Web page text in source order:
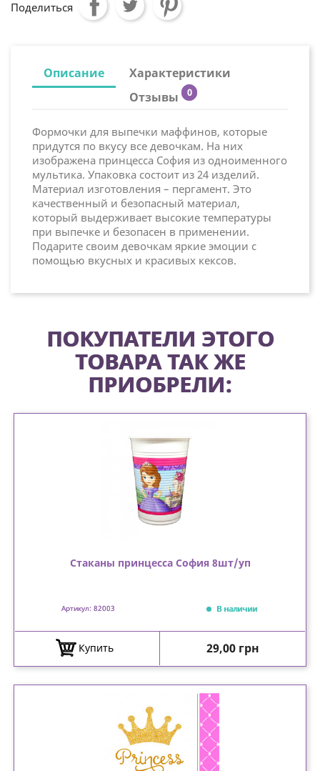
Поделиться
Описание
Характеристики
Отзывы
0
Формочки для выпечки маффинов, которые
придутся по вкусу все девочкам. На них
изображена принцесса София из одноименного
мультика. Упаковка состоит из 24 изделий.
Материал изготовления – пергамент. Это
качественный и безопасный материал,
который выдерживает высокие температуры
при выпечке и безопасен в применении.
Подарите своим девочкам яркие эмоции с
помощью вкусных и красивых кексов.
ПОКУПАТЕЛИ ЭТОГО
ТОВАРА ТАК ЖЕ
ПРИОБРЕЛИ:
Стаканы принцесса София 8шт/уп
Артикул: 82003 В наличии
Купить Цена
29,00 грн